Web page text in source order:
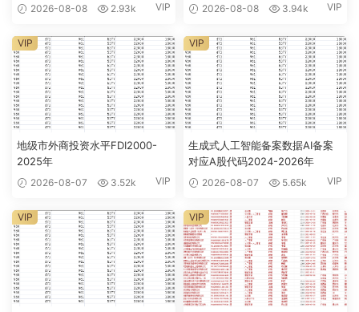
2026-08-08 2.93k VIP 2026-08-08 3.94k VIP
地级市外商投资水平FDI2000-
2025年
2026-08-07 3.52k VIP
VIP
生成式人工智能备案数据AI备案
对应A股代码2024-2026年
2026-08-07 5.65k VIP
VIP
VIP VIP